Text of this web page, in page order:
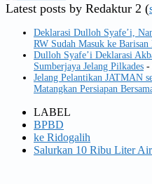
Latest posts by Redaktur 2 (
Deklarasi Dulloh Syafe’i,
RW Sudah Masuk ke
Dulloh Syafe’i Deklarasi
Sumberjaya Jelang Pilkades -
Jelang Pelantikan JATMAN
Matangkan Persiapan
LABEL
BPBD
ke Ridogalih
Salurkan 10 Ribu Liter